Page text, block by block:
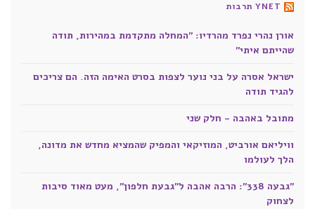
YNET תרבות
אורן נהרי נפרד מהרדיו: "המחלה מתקדמת במהירות, תודה
שהייתם איתי"
ישראל אסרה על בני נוער לצפות בסרט האימה הזה. הם צריכים
להגיד תודה
מתובל באהבה - חלק שני
וויליאם אורביט, המוזיקאי והמפיק שהמציא מחדש את מדונה,
הלך לעולמו
"גבעה 338": הרבה אהבה ל"גבעת חלפון", מעט מאוד סיבות
לצחוק